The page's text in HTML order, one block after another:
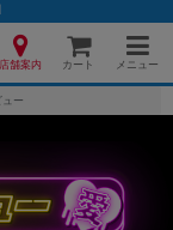
店舗案内 カート メニュー
ー